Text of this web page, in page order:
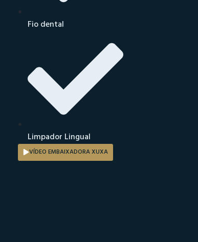
Fio dental
Limpador Lingual
VÍDEO EMBAIXADORA XUXA